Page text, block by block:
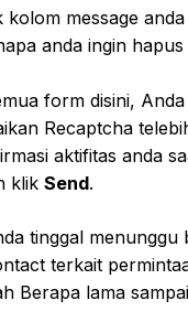
kolom message
anda ingin
form disini,
Recaptcha
aktifitas anda
klik Send.
tinggal menunggu
terkait
Berapa lama